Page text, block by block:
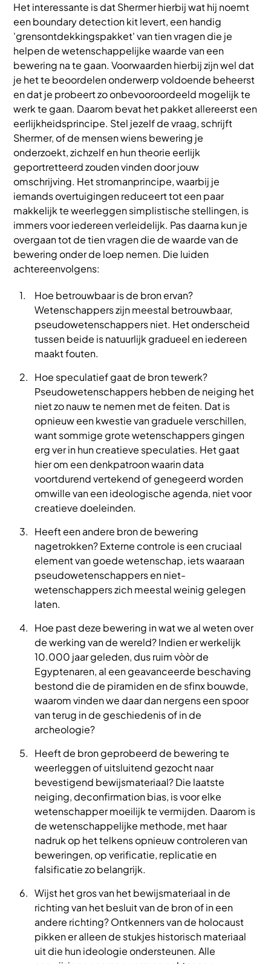
Het interessante is dat Shermer hierbij wat hij noemt
een boundary detection kit levert, een handig
'grensontdekkingspakket' van tien vragen die je
helpen de wetenschappelijke waarde van een
bewering na te gaan. Voorwaarden hierbij zijn wel dat
je het te beoordelen onderwerp voldoende beheerst
en dat je probeert zo onbevooroordeeld mogelijk te
werk te gaan. Daarom bevat het pakket allereerst een
eerlijkheidsprincipe. Stel jezelf de vraag, schrijft
Shermer, of de mensen wiens bewering je
onderzoekt, zichzelf en hun theorie eerlijk
geportretteerd zouden vinden door jouw
omschrijving. Het stromanprincipe, waarbij je
iemands overtuigingen reduceert tot een paar
makkelijk te weerleggen simplistische stellingen, is
immers voor iedereen verleidelijk. Pas daarna kun je
overgaan tot de tien vragen die de waarde van de
bewering onder de loep nemen. Die luiden
achtereenvolgens:
Hoe betrouwbaar is de bron ervan?
Wetenschappers zijn meestal betrouwbaar,
pseudowetenschappers niet. Het onderscheid
tussen beide is natuurlijk gradueel en iedereen
maakt fouten.
Hoe speculatief gaat de bron tewerk?
Pseudowetenschappers hebben de neiging het
niet zo nauw te nemen met de feiten. Dat is
opnieuw een kwestie van graduele verschillen,
want sommige grote wetenschappers gingen
erg ver in hun creatieve speculaties. Het gaat
hier om een denkpatroon waarin data
voortdurend vertekend of genegeerd worden
omwille van een ideologische agenda, niet voor
creatieve doeleinden.
Heeft een andere bron de bewering
nagetrokken? Externe controle is een cruciaal
element van goede wetenschap, iets waaraan
pseudowetenschappers en niet-
wetenschappers zich meestal weinig gelegen
laten.
Hoe past deze bewering in wat we al weten over
de werking van de wereld? Indien er werkelijk
10.000 jaar geleden, dus ruim vòòr de
Egyptenaren, al een geavanceerde beschaving
bestond die de piramiden en de sfinx bouwde,
waarom vinden we daar dan nergens een spoor
van terug in de geschiedenis of in de
archeologie?
Heeft de bron geprobeerd de bewering te
weerleggen of uitsluitend gezocht naar
bevestigend bewijsmateriaal? Die laatste
neiging, deconfirmation bias, is voor elke
wetenschapper moeilijk te vermijden. Daarom is
de wetenschappelijke methode, met haar
nadruk op het telkens opnieuw controleren van
beweringen, op verificatie, replicatie en
falsificatie zo belangrijk.
Wijst het gros van het bewijsmateriaal in de
richting van het besluit van de bron of in een
andere richting? Ontkenners van de holocaust
pikken er alleen de stukjes historisch materiaal
uit die hun ideologie ondersteunen. Alle